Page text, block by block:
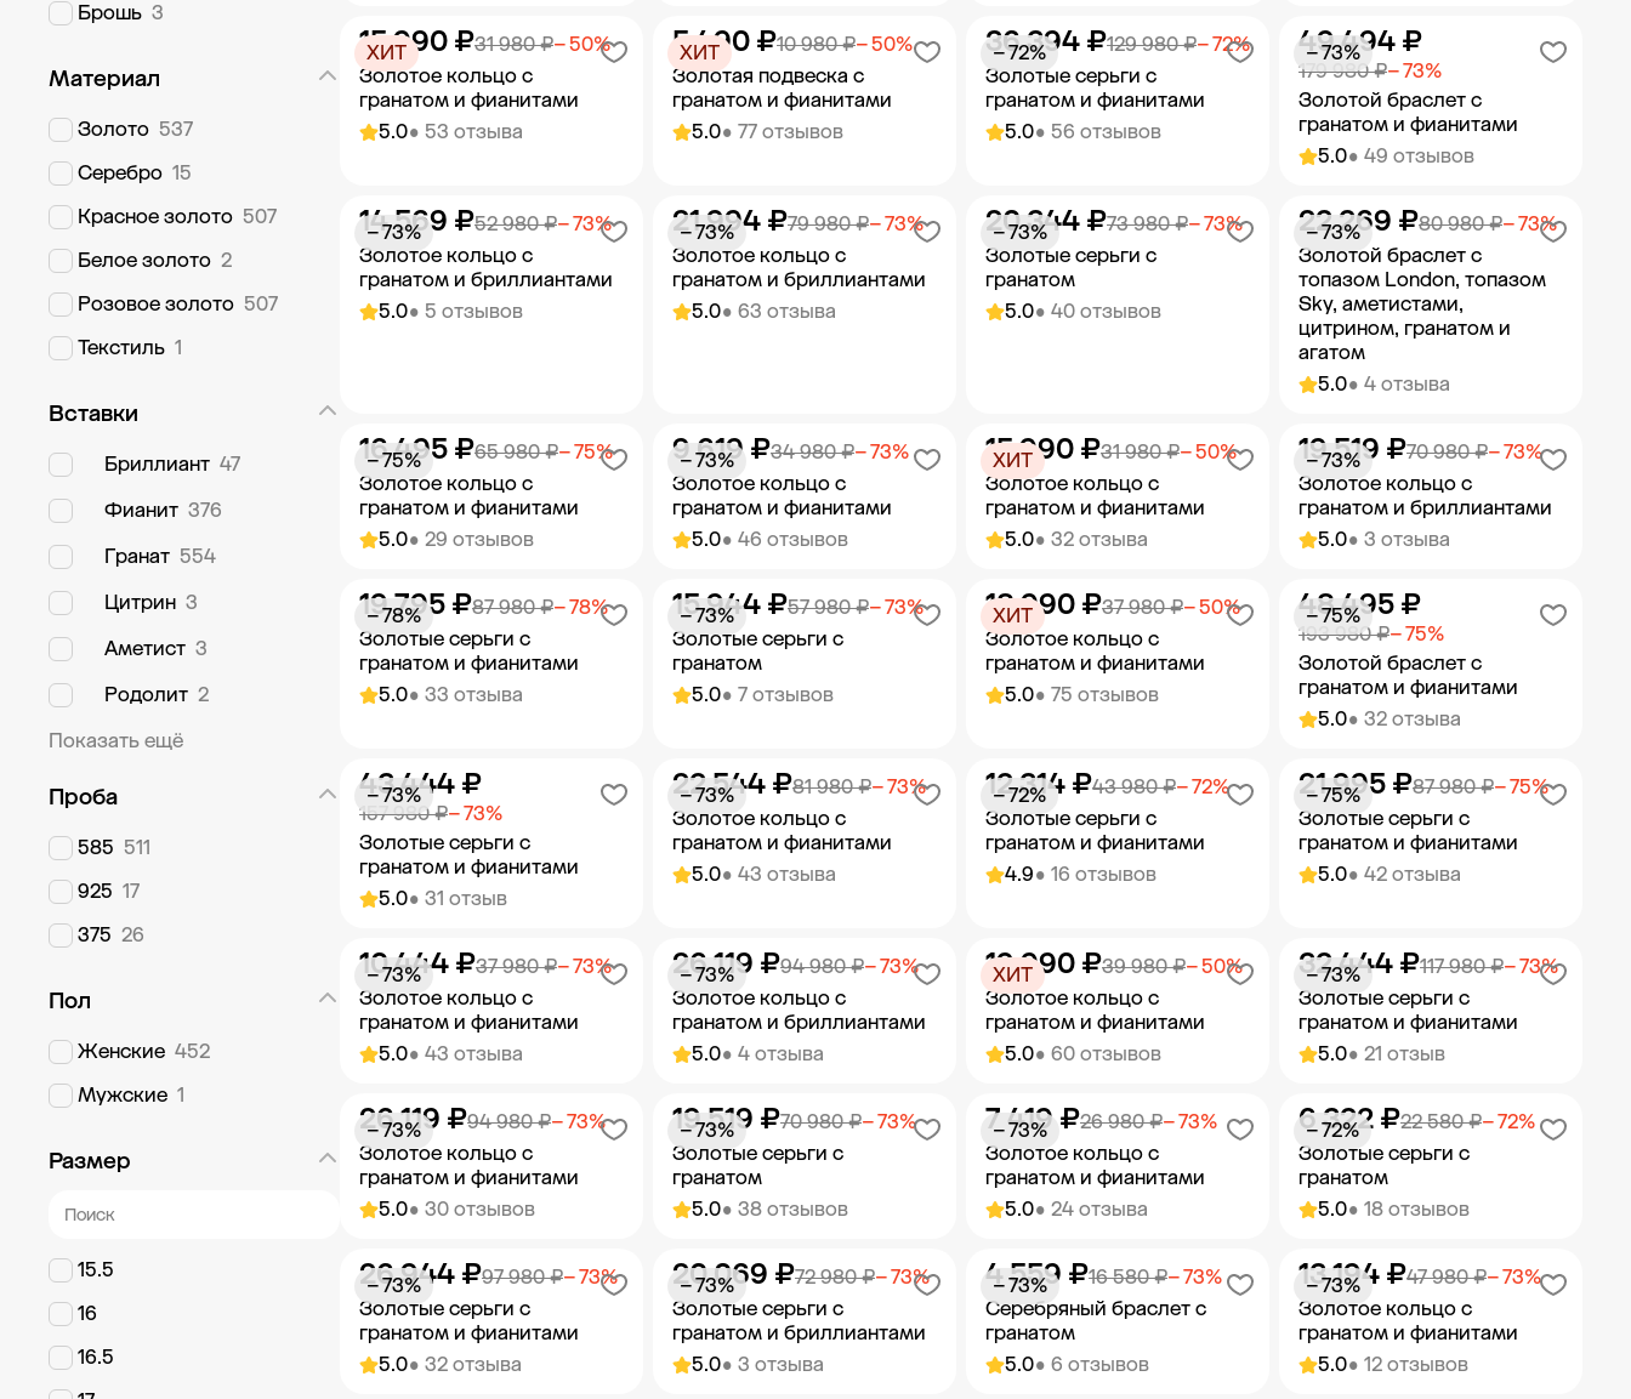
Брошь 3
Материал
Золото 537
Серебро 15
Красное золото 507
Белое золото 2
Розовое золото 507
Текстиль 1
Вставки
Бриллиант 47
Фианит 376
Гранат 554
Цитрин 3
Аметист 3
Родолит 2
Показать ещё
Проба
585 511
925 17
375 26
Пол
Женские 452
Мужские 1
Размер
15.5
16
16.5
Добавить в корзину Добавить в корзину Добавить в корзину Добавить в корзину
5.0• 53 отзыва
Золотое кольцо с
гранатом и фианитами
31 980 ₽− 50%
15 990 ₽
ХИТ
Добавить в корзину
5.0• 77 отзывов
Золотая подвеска с
гранатом и фианитами
10 980 ₽− 50%
5 490 ₽
ХИТ
Добавить в корзину
5.0• 56 отзывов
Золотые серьги с
гранатом и фианитами
129 980 ₽− 72%
36 394 ₽
− 72%
Добавить в корзину
5.0• 49 отзывов
Золотой браслет с
гранатом и фианитами
179 980 ₽− 73%
49 494 ₽
− 73%
Добавить в корзину
5.0• 5 отзывов
Золотое кольцо с
гранатом и бриллиантами
52 980 ₽− 73%
14 569 ₽
− 73%
Добавить в корзину
5.0• 63 отзыва
Золотое кольцо с
гранатом и бриллиантами
79 980 ₽− 73%
21 994 ₽
− 73%
Добавить в корзину
5.0• 40 отзывов
Золотые серьги с
гранатом
73 980 ₽− 73%
20 344 ₽
− 73%
Добавить в корзину
5.0• 4 отзыва
Золотой браслет с
топазом London, топазом
Sky, аметистами,
цитрином, гранатом и
агатом
80 980 ₽− 73%
22 269 ₽
− 73%
Добавить в корзину
5.0• 29 отзывов
Золотое кольцо с
гранатом и фианитами
65 980 ₽− 75%
16 495 ₽
− 75%
Добавить в корзину
5.0• 46 отзывов
Золотое кольцо с
гранатом и фианитами
34 980 ₽− 73%
9 619 ₽
− 73%
Добавить в корзину
5.0• 32 отзыва
Золотое кольцо с
гранатом и фианитами
31 980 ₽− 50%
15 990 ₽
ХИТ
Добавить в корзину
5.0• 3 отзыва
Золотое кольцо с
гранатом и бриллиантами
70 980 ₽− 73%
19 519 ₽
− 73%
Добавить в корзину
5.0• 33 отзыва
Золотые серьги с
гранатом и фианитами
87 980 ₽− 78%
19 795 ₽
− 78%
Добавить в корзину
5.0• 7 отзывов
Золотые серьги с
гранатом
57 980 ₽− 73%
15 944 ₽
− 73%
Добавить в корзину
5.0• 75 отзывов
Золотое кольцо с
гранатом и фианитами
37 980 ₽− 50%
18 990 ₽
ХИТ
Добавить в корзину
5.0• 32 отзыва
Золотой браслет с
гранатом и фианитами
193 980 ₽− 75%
48 495 ₽
− 75%
Добавить в корзину
5.0• 31 отзыв
Золотые серьги с
гранатом и фианитами
157 980 ₽− 73%
43 444 ₽
− 73%
Добавить в корзину
5.0• 43 отзыва
Золотое кольцо с
гранатом и фианитами
81 980 ₽− 73%
22 544 ₽
− 73%
Добавить в корзину
4.9• 16 отзывов
Золотые серьги с
гранатом и фианитами
43 980 ₽− 72%
12 314 ₽
− 72%
Добавить в корзину
5.0• 42 отзыва
Золотые серьги с
гранатом и фианитами
87 980 ₽− 75%
21 995 ₽
− 75%
Добавить в корзину
5.0• 43 отзыва
Золотое кольцо с
гранатом и фианитами
37 980 ₽− 73%
10 444 ₽
− 73%
Добавить в корзину
5.0• 4 отзыва
Золотое кольцо с
гранатом и бриллиантами
94 980 ₽− 73%
26 119 ₽
− 73%
Добавить в корзину
5.0• 60 отзывов
Золотое кольцо с
гранатом и фианитами
39 980 ₽− 50%
19 990 ₽
ХИТ
Добавить в корзину
5.0• 21 отзыв
Золотые серьги с
гранатом и фианитами
117 980 ₽− 73%
32 444 ₽
− 73%
Добавить в корзину
5.0• 30 отзывов
Золотое кольцо с
гранатом и фианитами
94 980 ₽− 73%
26 119 ₽
− 73%
Добавить в корзину
5.0• 38 отзывов
Золотые серьги с
гранатом
70 980 ₽− 73%
19 519 ₽
− 73%
Добавить в корзину
5.0• 24 отзыва
Золотое кольцо с
гранатом и фианитами
26 980 ₽− 73%
7 419 ₽
− 73%
Добавить в корзину
5.0• 18 отзывов
Золотые серьги с
гранатом
22 580 ₽− 72%
6 322 ₽
− 72%
Добавить в корзину
5.0• 32 отзыва
Золотые серьги с
гранатом и фианитами
97 980 ₽− 73%
26 944 ₽
− 73%
5.0• 3 отзыва
Золотые серьги с
гранатом и бриллиантами
72 980 ₽− 73%
20 069 ₽
− 73%
5.0• 6 отзывов
Серебряный браслет с
гранатом
16 580 ₽− 73%
4 559 ₽
− 73%
5.0• 12 отзывов
Золотое кольцо с
гранатом и фианитами
47 980 ₽− 73%
13 194 ₽
− 73%